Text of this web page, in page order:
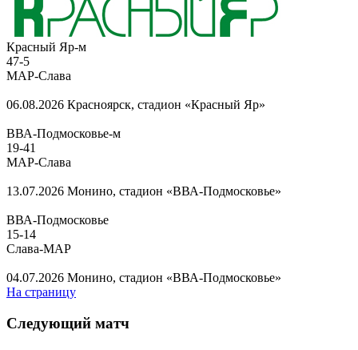
Красный Яр-м
47-5
МАР-Слава
06.08.2026 Красноярск, стадион «Красный Яр»
ВВА-Подмосковье-м
19-41
МАР-Слава
13.07.2026 Монино, стадион «ВВА-Подмосковье»
ВВА-Подмосковье
15-14
Слава-МАР
04.07.2026 Монино, стадион «ВВА-Подмосковье»
На страницу
Следующий матч